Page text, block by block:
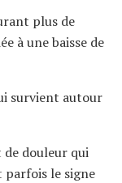
plus de
à une baisse de
survient autour
de douleur qui
parfois le signe